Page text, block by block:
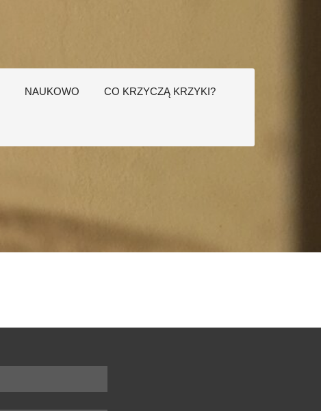
NAUKOWO CO KRZYCZĄ KRZYKI?